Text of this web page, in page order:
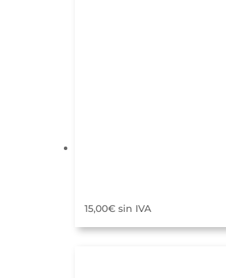
15,00€ sin IVA